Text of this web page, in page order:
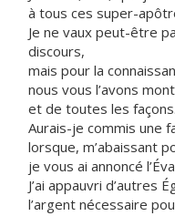
à tous ces super-
Je ne vaux peut-être
discours,
mais pour la
nous vous l’avons
et de toutes les façons.
Aurais-je commis une
lorsque, m’abaissant
je vous ai annoncé
J’ai appauvri d’autres
l’argent nécessaire